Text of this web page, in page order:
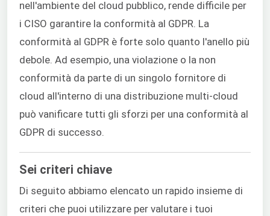
nell'ambiente del cloud pubblico, rende difficile per
i CISO garantire la conformità al GDPR. La
conformità al GDPR è forte solo quanto l'anello più
debole. Ad esempio, una violazione o la non
conformità da parte di un singolo fornitore di
cloud all'interno di una distribuzione multi-cloud
può vanificare tutti gli sforzi per una conformità al
GDPR di successo.
Sei criteri chiave
Di seguito abbiamo elencato un rapido insieme di
criteri che puoi utilizzare per valutare i tuoi